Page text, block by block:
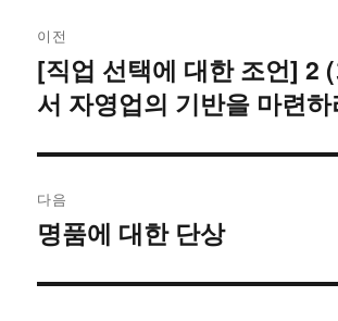
탐
색
이전
이
전
[직업 선택에 대한 조언] 2
서 자영업의 기반을 마련하
다음
다
글:
명품에 대한 단상